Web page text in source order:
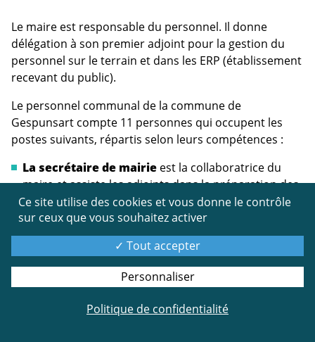
Le maire est responsable du personnel. Il donne
délégation à son premier adjoint pour la gestion du
personnel sur le terrain et dans les ERP (établissement
recevant du public).
Le personnel communal de la commune de
Gespunsart compte 11 personnes qui occupent les
postes suivants, répartis selon leurs compétences :
La secrétaire de mairie est la collaboratrice du
maire et assiste les adjoints dans la préparation des
dossiers communaux.
L'agent d’accueilest chargé de l'accueil du public,
de la gestion du courrier, des réclamations des
administrés, de l'état civil.
Les 6 agents techniquessont chargés de
différentes missions qui sont les suivantes :
entretien des espaces verts , voiries, trottoirs et
Ce site utilise des cookies et vous donne le contrôle
sur ceux que vous souhaitez activer
Tout accepter
Personnaliser
Politique de confidentialité